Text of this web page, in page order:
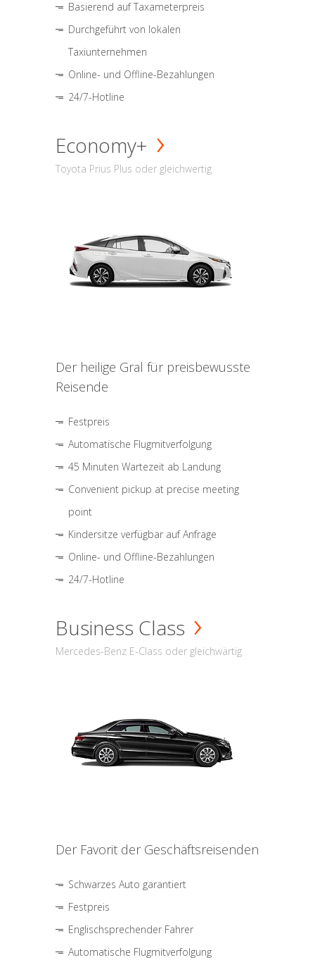
Basierend auf Taxameterpreis
Durchgeführt von lokalen
Taxiunternehmen
Online- und Offline-Bezahlungen
24/7-Hotline
Economy+
Toyota Prius Plus oder gleichwertig
Der heilige Gral für preisbewusste
Reisende
Festpreis
Automatische Flugmitverfolgung
45 Minuten Wartezeit ab Landung
Convenient pickup at precise meeting
point
Kindersitze verfügbar auf Anfrage
Online- und Offline-Bezahlungen
24/7-Hotline
Business Class
Mercedes-Benz E-Class oder gleichwärtig
Der Favorit der Geschäftsreisenden
Schwarzes Auto garantiert
Festpreis
Englischsprechender Fahrer
Automatische Flugmitverfolgung